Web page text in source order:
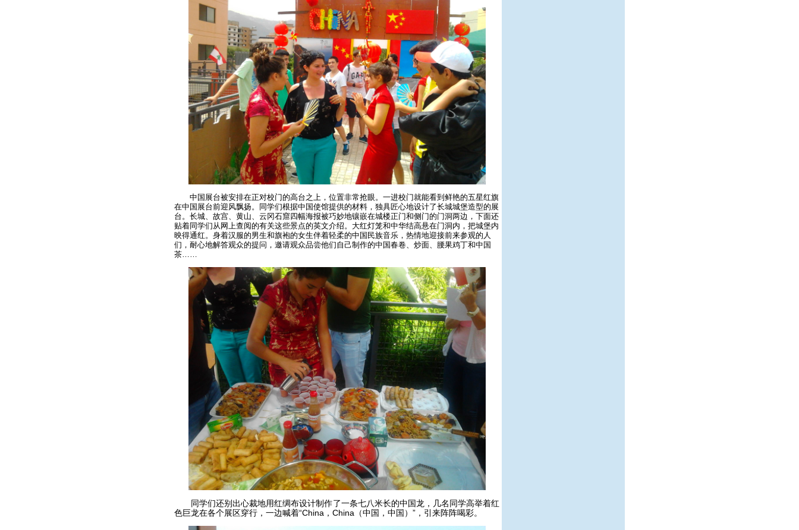
中国展台被安排在正对校门的高台之上，位置非常抢眼。一进校门就能看到鲜艳的五星红旗
在中国展台前迎风飘扬。同学们根据中国使馆提供的材料，独具匠心地设计了长城城堡造型的展
台。长城、故宫、黄山、云冈石窟四幅海报被巧妙地镶嵌在城楼正门和侧门的门洞两边，下面还
贴着同学们从网上查阅的有关这些景点的英文介绍。大红灯笼和中华结高悬在门洞内，把城堡内
映得通红。身着汉服的男生和旗袍的女生伴着轻柔的中国民族音乐，热情地迎接前来参观的人
们，耐心地解答观众的提问，邀请观众品尝他们自己制作的中国春卷、炒面、腰果鸡丁和中国
茶……
同学们还别出心裁地用红绸布设计制作了一条七八米长的中国龙，几名同学高举着红
色巨龙在各个展区穿行，一边喊着“China，China（中国，中国）”，引来阵阵喝彩。